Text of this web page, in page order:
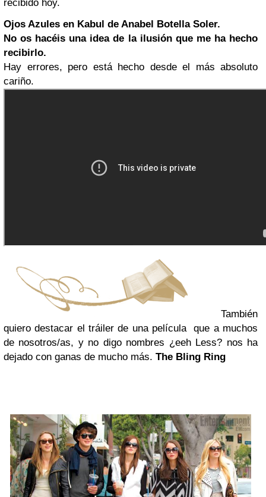
recibido hoy.
Ojos Azules en Kabul de Anabel Botella Soler.
No os hacéis una idea de la ilusión que me ha hecho
recibirlo.
Hay errores, pero está hecho desde el más absoluto
cariño.
También
quiero destacar el tráiler de una película que a muchos
de nosotros/as, y no digo nombres ¿eeh Less? nos ha
dejado con ganas de mucho más. The Bling Ring